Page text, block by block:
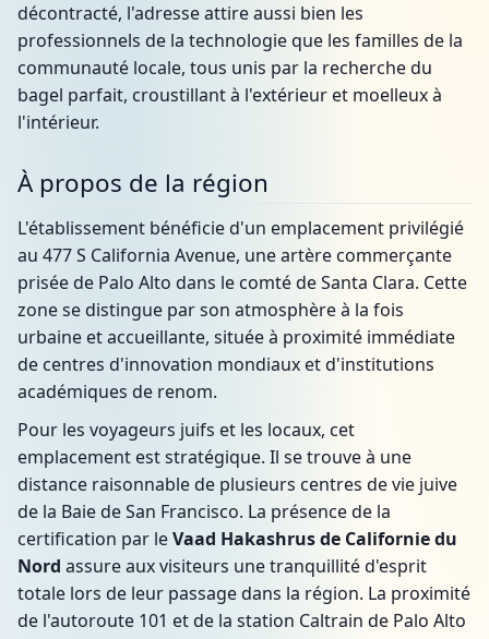
décontracté, l'adresse attire aussi bien les
professionnels de la technologie que les familles de la
communauté locale, tous unis par la recherche du
bagel parfait, croustillant à l'extérieur et moelleux à
l'intérieur.
À propos de la région
L'établissement bénéficie d'un emplacement privilégié
au 477 S California Avenue, une artère commerçante
prisée de Palo Alto dans le comté de Santa Clara. Cette
zone se distingue par son atmosphère à la fois
urbaine et accueillante, située à proximité immédiate
de centres d'innovation mondiaux et d'institutions
académiques de renom.
Pour les voyageurs juifs et les locaux, cet
emplacement est stratégique. Il se trouve à une
distance raisonnable de plusieurs centres de vie juive
de la Baie de San Francisco. La présence de la
certification par leVaad Hakashrus de Californie du
Nord assure aux visiteurs une tranquillité d'esprit
totale lors de leur passage dans la région. La proximité
de l'autoroute 101 et de la station Caltrain de Palo Alto